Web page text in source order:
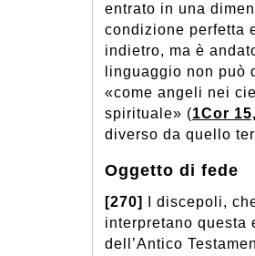
entrato in una
condizione perfetta
indietro, ma è
linguaggio non può
«come angeli nei
spirituale» (1Cor
diverso da quello
Oggetto di fede
[270]
I discepoli,
interpretano questa
dell’Antico